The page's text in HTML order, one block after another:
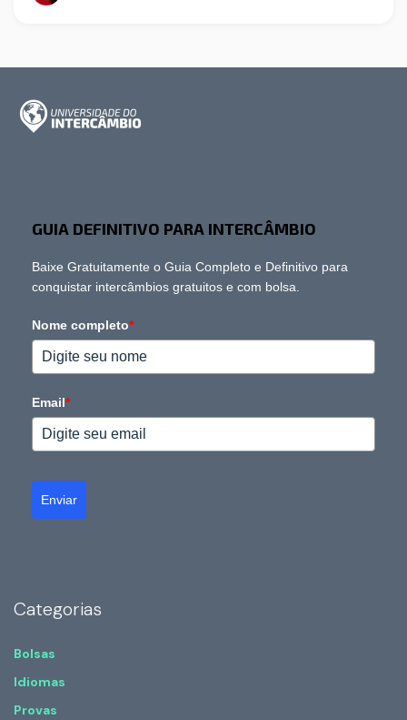
GUIA DEFINITIVO PARA INTERCÂMBIO
Baixe Gratuitamente o Guia Completo e Definitivo para
conquistar intercâmbios gratuitos e com bolsa.
Nome completo*
Email*
Enviar
Categorias
Bolsas
Idiomas
Provas